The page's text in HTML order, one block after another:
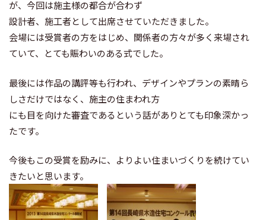
が、今回は施主様の都合が合わず
設計者、施工者として出席させていただきました。
会場には受賞者の方をはじめ、関係者の方々が多く来場され
ていて、とても賑わいのある式でした。
最後には作品の講評等も行われ、デザインやプランの素晴ら
しさだけではなく、施主の住まわれ方
にも目を向けた審査であるという話がありとても印象深かっ
たです。
今後もこの受賞を励みに、よりよい住まいづくりを続けてい
きたいと思います。